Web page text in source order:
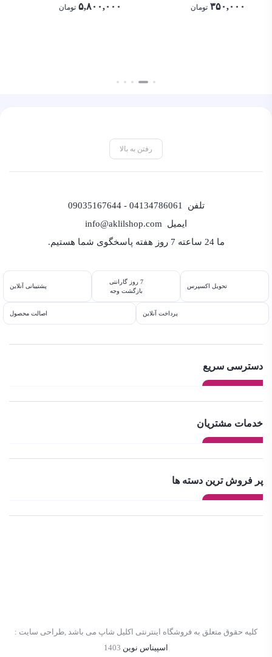
۳۵۰,۰۰۰ تومان ۵,۸۰۰,۰۰۰ تومان
رفتن به بالا
تلفن
04134786061 - 09035167644
ایمیل info@aklilshop.com
ما 24 ساعته 7 روز هفته پاسخگوی شما هستیم.
تحویل اکسپرس
7 روز گارانتی
بازگشت وجه
پشتیبانی آنلاین
پرداخت آنلاین اصالت محصول
دسترسی سریع
خدمات مشتریان
پر فروش ترین دسته ها
کلیه حقوق متعلق به فروشگاه اینترنتی اکلیل شاپ می باشد ,طراحی سایت :
اسپیناس نوین